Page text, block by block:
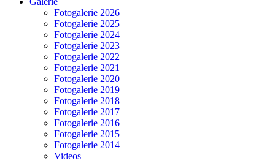
Fotogalerie 2026
Fotogalerie 2025
Fotogalerie 2024
Fotogalerie 2023
Fotogalerie 2022
Fotogalerie 2021
Fotogalerie 2020
Fotogalerie 2019
Fotogalerie 2018
Fotogalerie 2017
Fotogalerie 2016
Fotogalerie 2015
Fotogalerie 2014
Videos